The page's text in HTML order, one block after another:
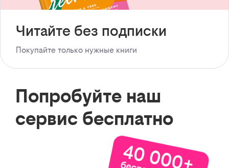
Читайте без подписки
Покупайте только нужные книги
Попробуйте наш
сервис бесплатно